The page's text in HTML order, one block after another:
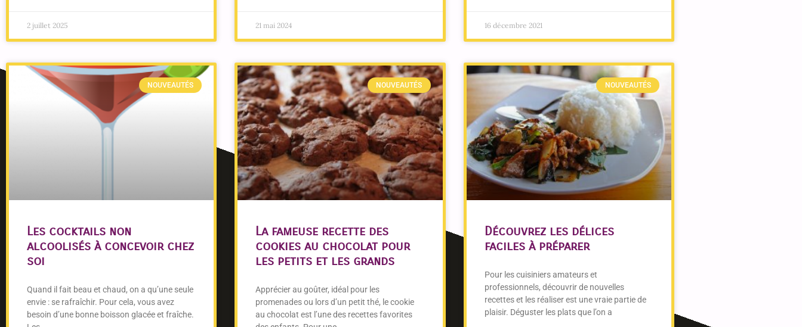
2 juillet 2025 21 mai 2024 16 décembre 2021
NOUVEAUTÉS
Les cocktails non
alcoolisés à concevoir chez
soi
Quand il fait beau et chaud, on a qu’une seule
envie : se rafraîchir. Pour cela, vous avez
besoin d’une bonne boisson glacée et fraîche.
NOUVEAUTÉS
La fameuse recette des
cookies au chocolat pour
les petits et les grands
Apprécier au goûter, idéal pour les
promenades ou lors d’un petit thé, le cookie
au chocolat est l’une des recettes favorites
NOUVEAUTÉS
Découvrez les délices
faciles à préparer
Pour les cuisiniers amateurs et
professionnels, découvrir de nouvelles
recettes et les réaliser est une vraie partie de
plaisir. Déguster les plats que l’on a